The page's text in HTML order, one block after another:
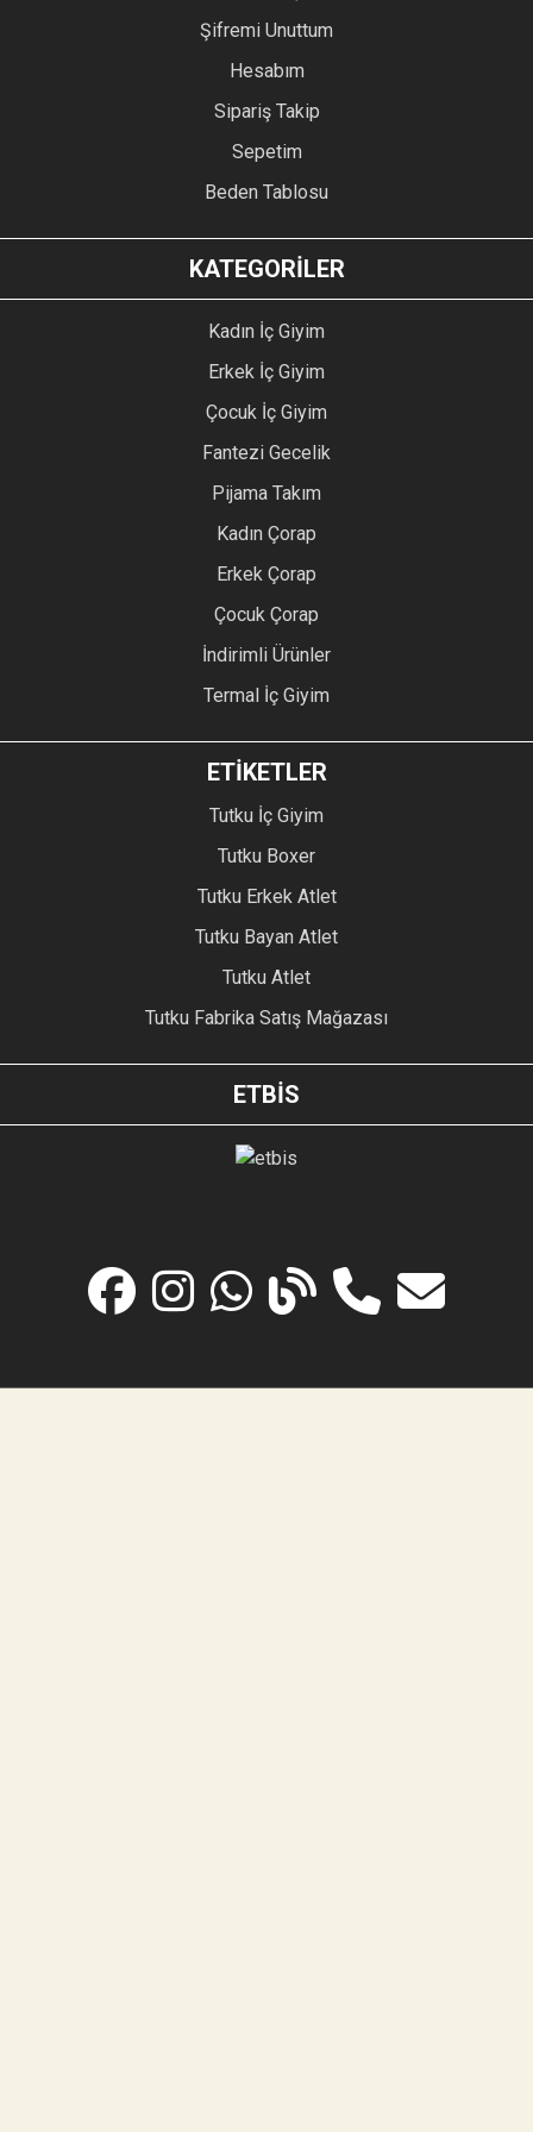
Şifremi Unuttum
Hesabım
Sipariş Takip
Sepetim
Beden Tablosu
KATEGORİLER
Kadın İç Giyim
Erkek İç Giyim
Çocuk İç Giyim
Fantezi Gecelik
Pijama Takım
Kadın Çorap
Erkek Çorap
Çocuk Çorap
İndirimli Ürünler
Termal İç Giyim
ETİKETLER
Tutku İç Giyim
Tutku Boxer
Tutku Erkek Atlet
Tutku Bayan Atlet
Tutku Atlet
Tutku Fabrika Satış Mağazası
ETBİS